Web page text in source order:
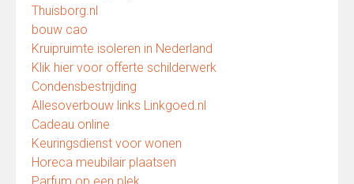
Thuisborg.nl
bouw cao
Kruipruimte isoleren in Nederland
Klik hier voor offerte schilderwerk
Condensbestrijding
Allesoverbouw links Linkgoed.nl
Cadeau online
Keuringsdienst voor wonen
Horeca meubilair plaatsen